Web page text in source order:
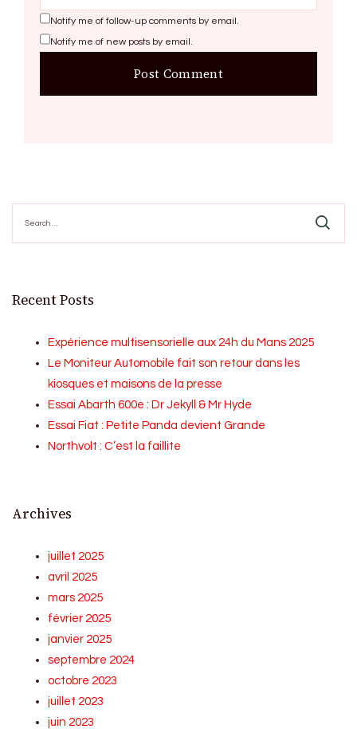
Notify me of follow-up comments by email.
Notify me of new posts by email.
for:
Recent Posts
Expérience multisensorielle aux 24h du Mans 2025
Le Moniteur Automobile fait son retour dans les
kiosques et maisons de la presse
Essai Abarth 600e : Dr Jekyll & Mr Hyde
Essai Fiat : Petite Panda devient Grande
Northvolt : C’est la faillite
Archives
juillet 2025
avril 2025
mars 2025
février 2025
janvier 2025
septembre 2024
octobre 2023
juillet 2023
juin 2023